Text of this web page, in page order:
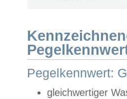
Pegelkennwert:
gleichwertiger